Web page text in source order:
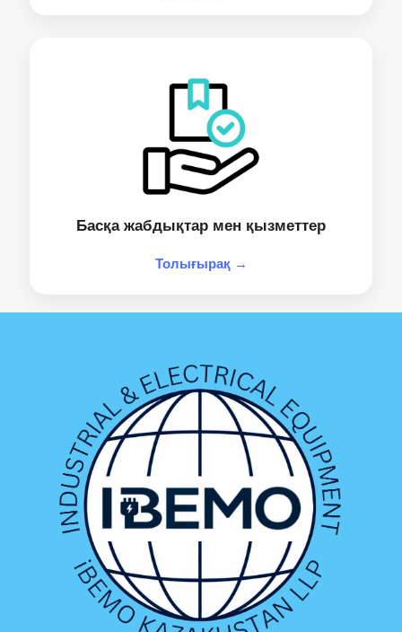
Басқа жабдықтар мен қызметтер
Толығырақ →